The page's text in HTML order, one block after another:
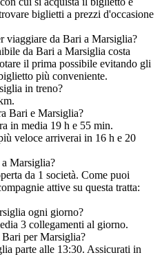
biglietti a prezzi d'occasione
viaggiare da Bari a Marsiglia?
da Bari a Marsiglia costa
il prima possibile evitando gli
più conveniente.
in treno?
Bari e Marsiglia?
in media 19 h e 55 min.
veloce arriverai in 16 h e 20
Marsiglia?
da 1 società. Come puoi
attive su questa tratta:
ogni giorno?
3 collegamenti al giorno.
per Marsiglia?
parte alle 13:30. Assicurati in